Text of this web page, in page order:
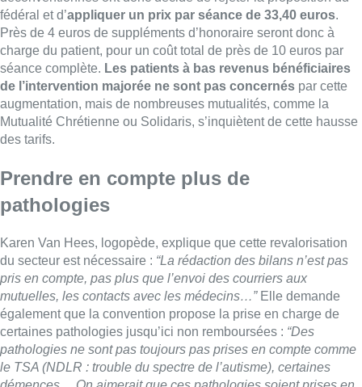
Karen Van Hees, logopède, explique que cette revalorisation
du secteur est nécessaire :
“La rédaction des bilans n’est pas
pris en compte, pas plus que l’envoi des courriers aux
mutuelles, les contacts avec les médecins…”
Elle demande
également que la convention propose la prise en charge de
certaines pathologies jusqu’ici non remboursées :
“Des
pathologies ne sont pas toujours pas prises en compte comme
charge, car le suivi est nécessaire”.
Des nouvelles négociations avec le fédéral sont prévues
, avec l’espoir pour les logopèdes que ces
discussions aboutiront à une meilleure prise en compte des
réalités de leur métier.
■ Reportage deJean-Christophe Pesesse ,Marine
Guiet,Nicolas Scheenaertset Laurence Paciarelli.
Lire aussi :